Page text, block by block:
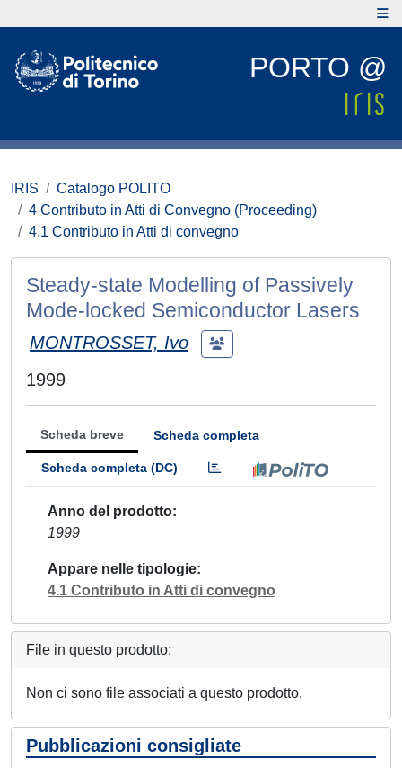
PORTO @
IRIS
Catalogo POLITO
4 Contributo in Atti di Convegno (Proceeding)
4.1 Contributo in Atti di convegno
Steady-state Modelling of Passively
Mode-locked Semiconductor Lasers
MONTROSSET, Ivo
1999
Scheda breve Scheda completa
Scheda completa (DC)
Anno del prodotto
1999
Appare nelle tipologie
4.1 Contributo in Atti di convegno
File in questo prodotto:
Non ci sono file associati a questo prodotto.
Pubblicazioni consigliate